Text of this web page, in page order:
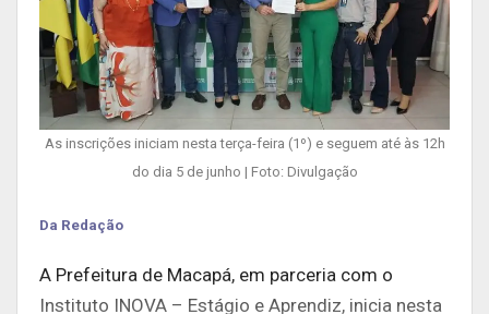
As inscrições iniciam nesta terça-feira (1º) e seguem até às 12h
do dia 5 de junho | Foto: Divulgação
Da Redação
A Prefeitura de Macapá, em parceria com o
Instituto INOVA – Estágio e Aprendiz, inicia nesta